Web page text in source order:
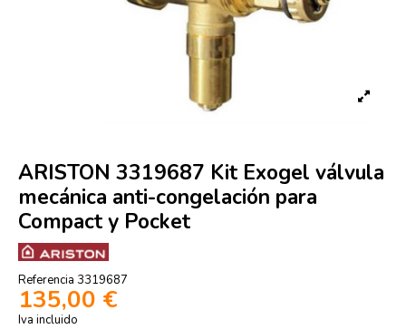
ARISTON 3319687 Kit Exogel válvula
mecánica anti-congelación para
Compact y Pocket
Referencia 3319687
135,00 €
Iva incluido